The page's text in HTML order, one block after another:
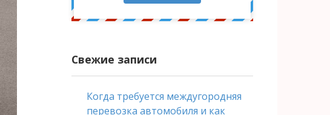
Свежие записи
Когда требуется междугородняя
перевозка автомобиля и как